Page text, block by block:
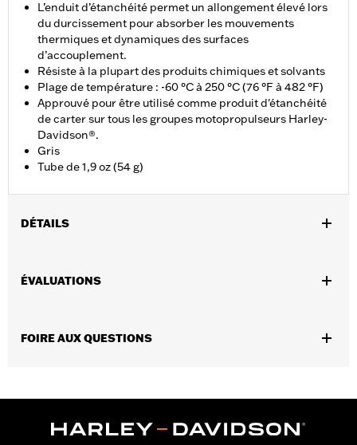
L’enduit d’étanchéité permet un allongement élevé lors
du durcissement pour absorber les mouvements
thermiques et dynamiques des surfaces
d’accouplement.
Résiste à la plupart des produits chimiques et solvants
Plage de température : -60 °C à 250 °C (76 °F à 482 °F)
Approuvé pour être utilisé comme produit d'étanchéité
de carter sur tous les groupes motopropulseurs Harley-
Davidson®.
Gris
Tube de 1,9 oz (54 g)
DÉTAILS
sur tous les groupes motopropulseurs Harley-Davidson®.
Volume: 1,9 oz
ÉVALUATIONS
FOIRE AUX QUESTIONS